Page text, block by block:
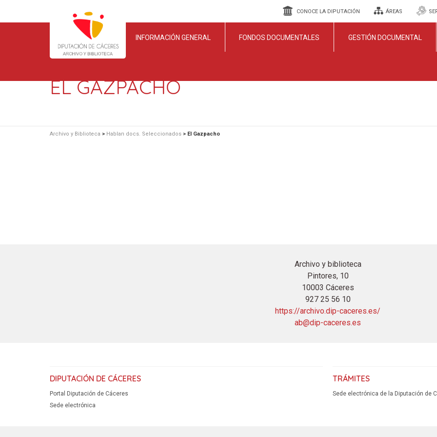
CONOCE LA DIPUTACIÓN ÁREAS
INFORMACIÓN GENERAL FONDOS DOCUMENTALES GESTIÓN DOCUMENTAL
EL GAZPACHO
Archivo y Biblioteca > Hablan docs. Seleccionados > El Gazpacho
Archivo y biblioteca
Pintores, 10
10003 Cáceres
927 25 56 10
https://archivo.dip-caceres.es/
ab@dip-caceres.es
DIPUTACIÓN DE CÁCERES
Portal Diputación de Cáceres
Sede electrónica
TRÁMITES
Sede electrónica de la Diputación de